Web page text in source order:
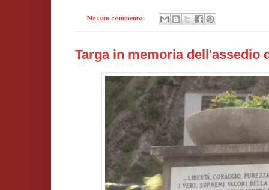
Nessun commento:
Targa in memoria dell'assedio